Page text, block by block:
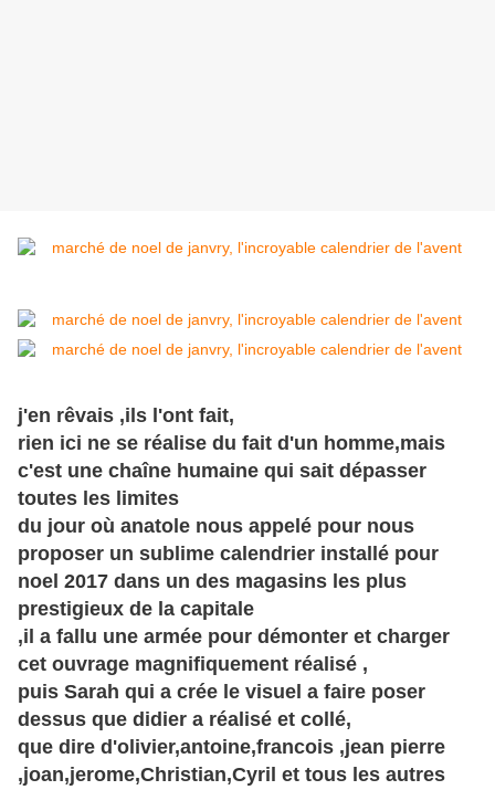
j'en rêvais ,ils l'ont fait,
rien ici ne se réalise du fait d'un homme,mais
c'est une chaîne humaine qui sait dépasser
toutes les limites
du jour où anatole nous appelé pour nous
proposer un sublime calendrier installé pour
noel 2017 dans un des magasins les plus
prestigieux de la capitale
,il a fallu une armée pour démonter et charger
cet ouvrage magnifiquement réalisé ,
puis Sarah qui a crée le visuel a faire poser
dessus que didier a réalisé et collé,
que dire d'olivier,antoine,francois ,jean pierre
,joan,jerome,Christian,Cyril et tous les autres